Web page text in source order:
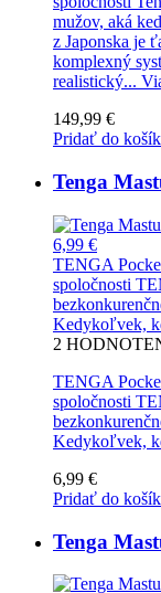
mužov, aká
z Japonska je
komplexný
realistický...
149,99 €
Pridať do
Tenga
6,99 €
TENGA
spoločnosti
Kedykoľvek,
2
TENGA
spoločnosti
Kedykoľvek,
6,99 €
Pridať do
Tenga